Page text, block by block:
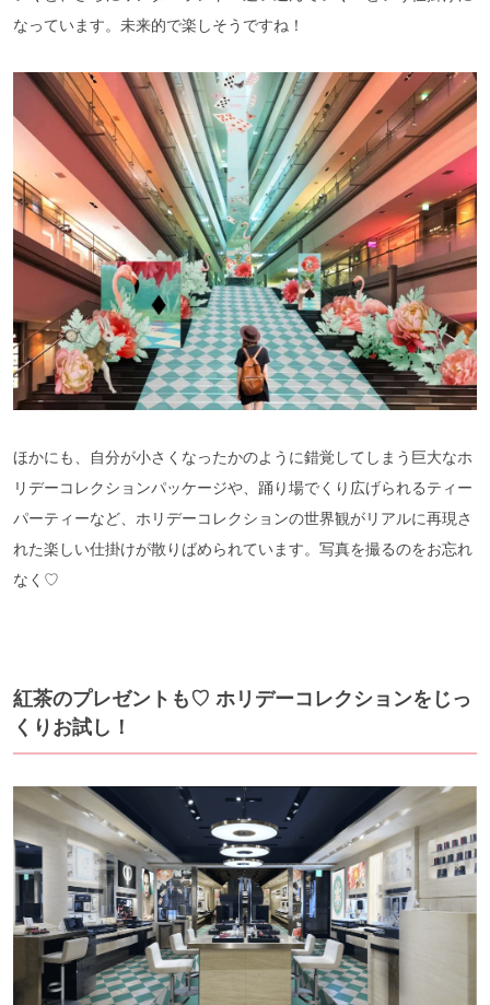
なっています。未来的で楽しそうですね！
ほかにも、自分が小さくなったかのように錯覚してしまう巨大なホ
リデーコレクションパッケージや、踊り場でくり広げられるティー
パーティーなど、ホリデーコレクションの世界観がリアルに再現さ
れた楽しい仕掛けが散りばめられています。写真を撮るのをお忘れ
なく♡
紅茶のプレゼントも♡ ホリデーコレクションをじっ
くりお試し！